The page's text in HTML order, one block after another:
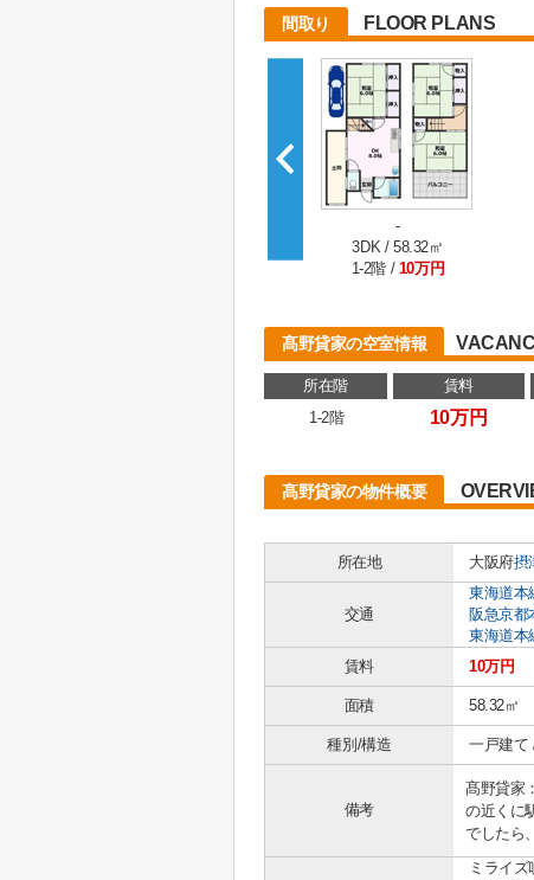
間取り FLOOR PLANS
-
3DK / 58.32㎡
1-2階 / 10万円
髙野貸家の空室情報
所在階 賃料
1-2階
10万円
髙野貸家の物件概要
所在地
大阪府摂
交通
東海道本
阪急京都
東海道本
賃料
10万円
面積 58.32㎡
種別/構造 一戸建て
備考
髙野貸家
の近くに
でしたら
ミライ